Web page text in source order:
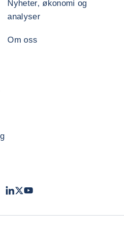
Nyheter, økonomi og
analyser
Om oss
LinkedIn
TwitterYoutube